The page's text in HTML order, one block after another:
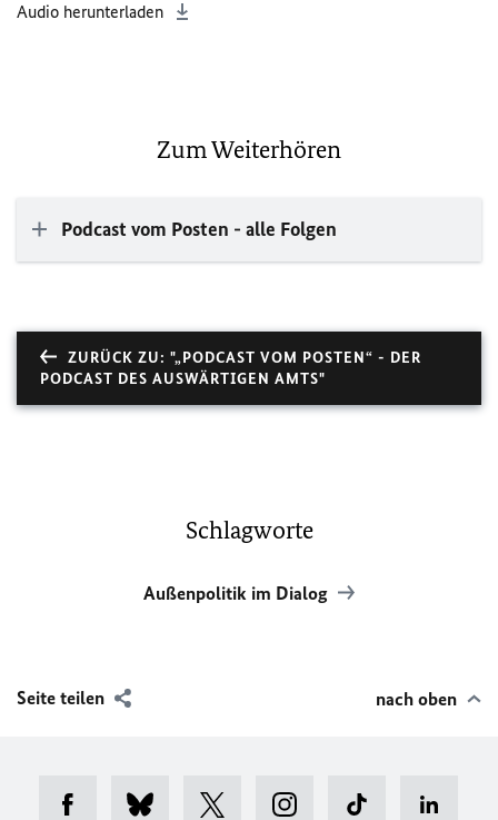
Audio herunterladen
Zum Weiterhören
Podcast vom Posten - alle Folgen
ZURÜCK ZU: "„PODCAST VOM POSTEN“ - DER
PODCAST DES AUSWÄRTIGEN AMTS"
Schlagworte
Außenpolitik im Dialog
Seite teilen nach oben